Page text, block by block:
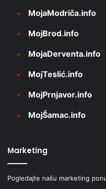
MojaModriča.info
MojBrod.info
MojaDerventa.info
MojTeslić.info
MojPrnjavor.info
MojŠamac.info
Marketing
Pogledajte našu marketing